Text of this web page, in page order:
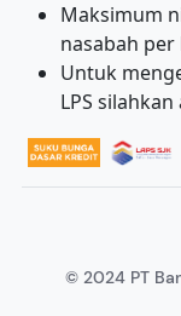
Maksimum
nasabah
Untuk
LPS silahkan
© 2024 PT